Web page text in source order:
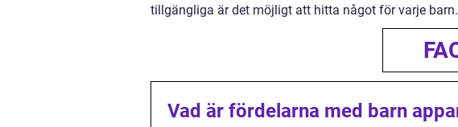
tillgängliga är det möjligt att hitta något för varje barn.
Vad är fördelarna med barn